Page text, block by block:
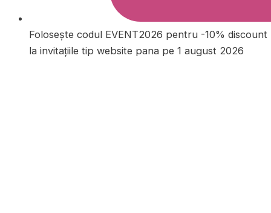
Folosește codul EVENT2026 pentru -10% discount
la invitațiile tip website pana pe 1 august 2026